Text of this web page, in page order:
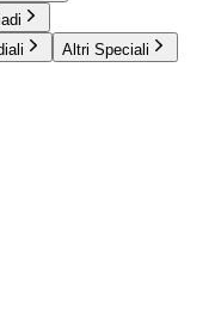
Altri Speciali